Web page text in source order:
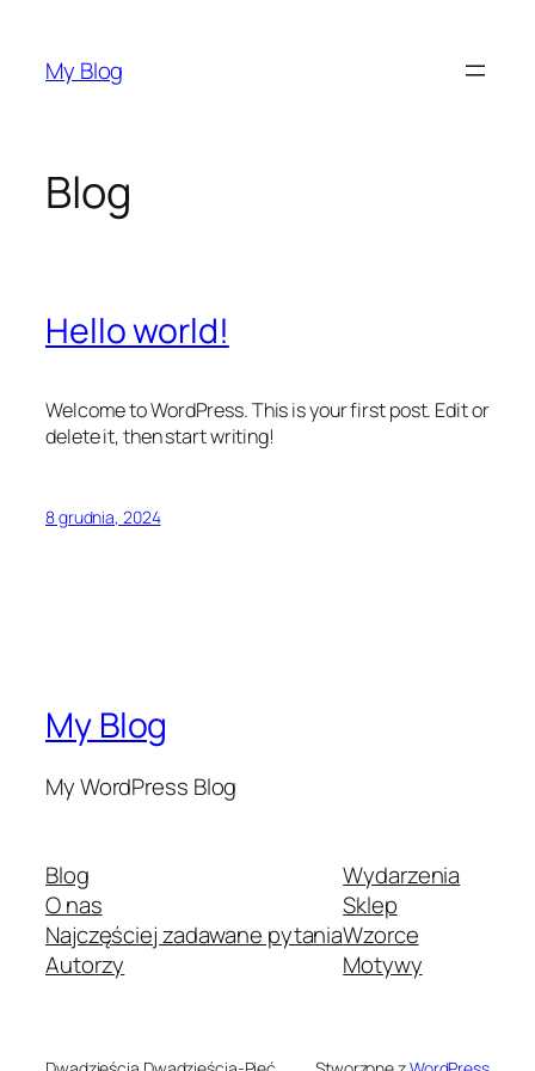
treściMy Blog
Blog
Hello world!
Welcome to WordPress. This is your first post. Edit or
delete it, then start writing!
8 grudnia, 2024
My Blog
My WordPress Blog
Blog
O nas
Najczęściej zadawane pytania
Autorzy
Wydarzenia
Sklep
Wzorce
Motywy